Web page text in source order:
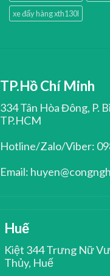
xe đẩy hàng xth130l
TP.Hồ Chí Minh
334 Tân Hòa Đông, P.
TP.HCM
Hotline/Zalo/Viber:
Email:
Huế
Kiệt 344 Trưng Nữ
Thủy, Huế